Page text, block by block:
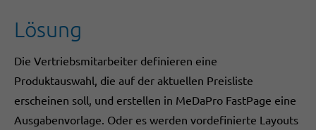
Lösung
Die Vertriebsmitarbeiter definieren eine
Produktauswahl, die auf der aktuellen Preisliste
erscheinen soll, und erstellen in MeDaPro FastPage eine
Ausgabenvorlage. Oder es werden vordefinierte Layouts